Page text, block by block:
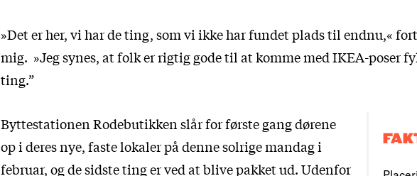
»Det er her, vi har de ting, som vi ikke har fundet plads til endnu,«
mig. »Jeg synes, at folk er rigtig gode til at komme med IKEA-poser
ting.”
Byttestationen Rodebutikken slår for første gang dørene
op i deres nye, faste lokaler på denne solrige mandag i
februar, og de sidste ting er ved at blive pakket ud. Udenfor